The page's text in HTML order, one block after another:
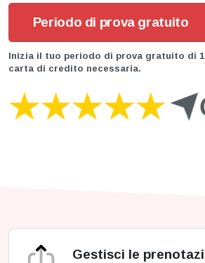
Inizia il tuo periodo di prova gratuito di
carta di credito necessaria.
Gestisci le